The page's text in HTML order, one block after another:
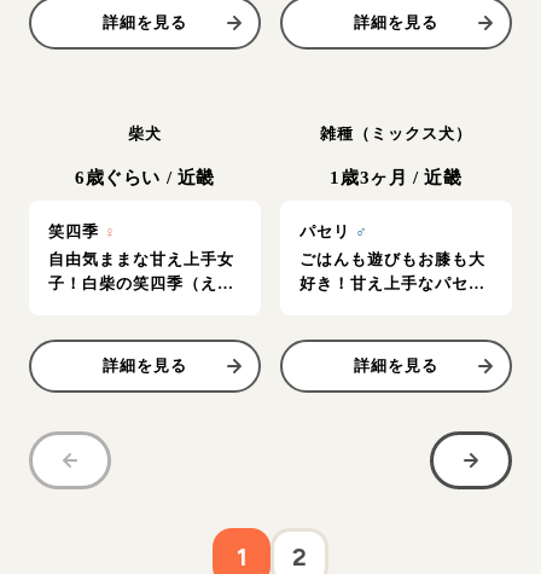
詳細を見る 詳細を見る
柴犬
6歳ぐらい / 近畿
笑四季 ♀
自由気ままな甘え上手女
子！白柴の笑四季（えみ
詳細を見る
雑種（ミックス犬）
1歳3ヶ月 /近畿
パセリ ♂
ごはんも遊びもお膝も大
好き！甘え上手なパセリ
詳細を見る
1 2